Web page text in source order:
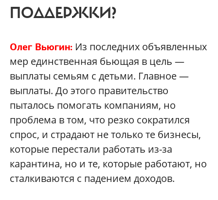
ПОДДЕРЖКИ?
Олег Вьюгин: Из последних объявленных
мер единственная бьющая в цель —
выплаты семьям с детьми. Главное —
выплаты. До этого правительство
пыталось помогать компаниям, но
проблема в том, что резко сократился
спрос, и страдают не только те бизнесы,
которые перестали работать из-за
карантина, но и те, которые работают, но
сталкиваются с падением доходов.